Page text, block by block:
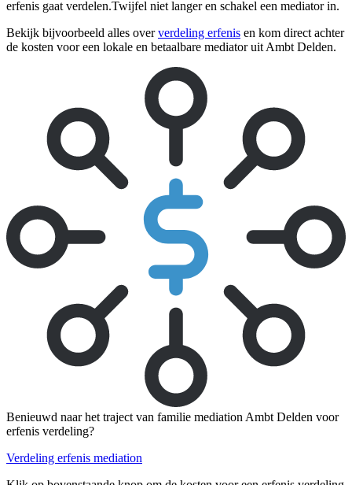
erfenis gaat verdelen.Twijfel niet langer en schakel een mediator in.
Bekijk bijvoorbeeld alles oververdeling erfenis en kom direct achter
de kosten voor een lokale en betaalbare mediator uit Ambt Delden.
Benieuwd naar het traject van familie mediation Ambt Delden voor
erfenis verdeling?
Verdeling erfenis mediation